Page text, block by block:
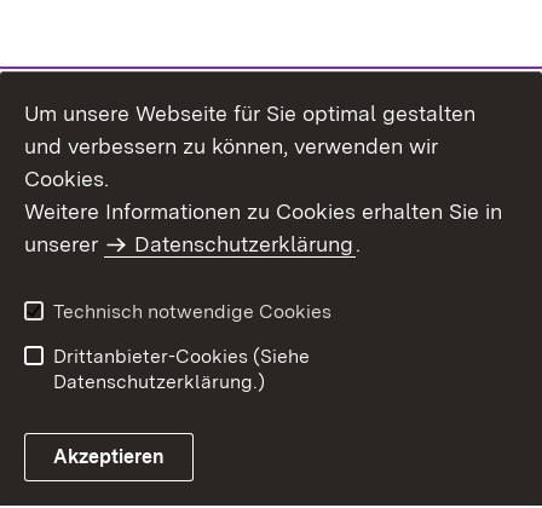
Benutzungshinweise
Erklärung zur
Um unsere Webseite für Sie optimal gestalten
und verbessern zu können, verwenden wir
Cookies.
Weitere Informationen zu Cookies erhalten Sie in
unserer
Datenschutzerklärung.
Technisch notwendige Cookies
Drittanbieter-Cookies (Siehe
Datenschutzerklärung.)
Akzeptieren